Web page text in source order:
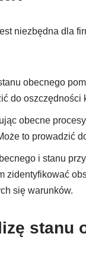
niezbędna dla
obecnego
do
obecne
to prowadzić
i stanu
zidentyfikować
się warunków.
stanu